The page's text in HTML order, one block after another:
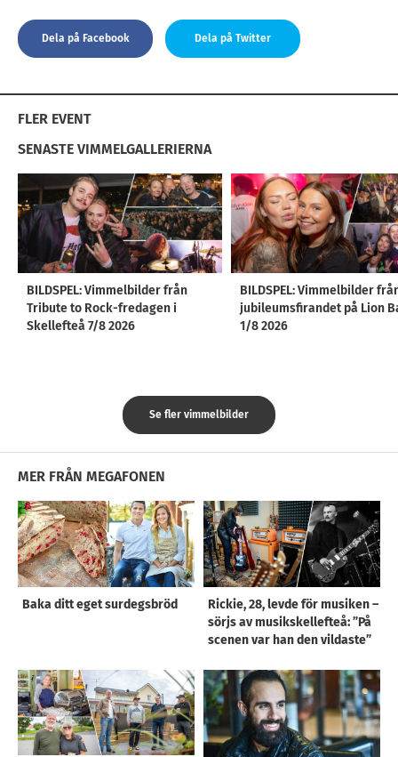
Dela på Facebook Dela på Twitter
FLER EVENT
SENASTE VIMMELGALLERIERNA
BILDSPEL: Vimmelbilder från
Tribute to Rock-fredagen i
Skellefteå 7/8 2026
BILDSPEL: Vimmelbilder
jubileumsfirandet på Lion
1/8 2026
Se fler vimmelbilder
MER FRÅN MEGAFONEN
Baka ditt eget surdegsbröd
Rickie, 28, levde för musiken –
sörjs av musikskellefteå: ”På
scenen var han den vildaste”